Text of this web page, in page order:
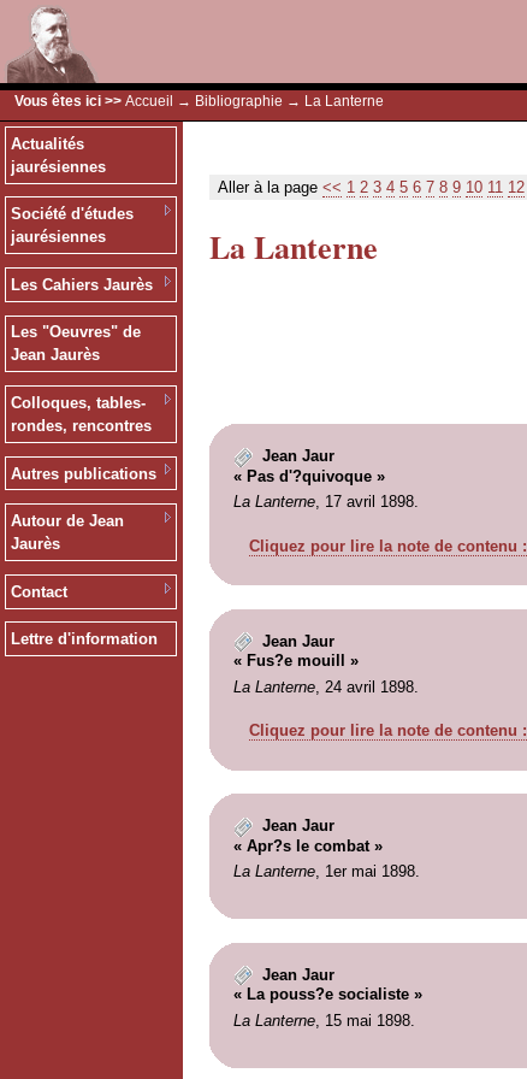
Vous êtes ici >> Accueil → Bibliographie → La Lanterne
Actualités
jaurésiennes
Société d'études
jaurésiennes
Les Cahiers Jaurès
Les "Oeuvres" de
Jean Jaurès
Colloques, tables-
rondes, rencontres
Autres publications
Autour de Jean
Jaurès
Contact
Lettre d'information
Aller à la page << 1 2 3 4 5 6 7 8 9 10 11 12
La Lanterne
Jean Jaur
« Pas d'?quivoque »
La Lanterne, 17 avril 1898.
Cliquez pour lire la note de contenu :
Jean Jaur
« Fus?e mouill »
La Lanterne, 24 avril 1898.
Cliquez pour lire la note de contenu :
Jean Jaur
« Apr?s le combat »
La Lanterne, 1er mai 1898.
Jean Jaur
« La pouss?e socialiste »
La Lanterne, 15 mai 1898.